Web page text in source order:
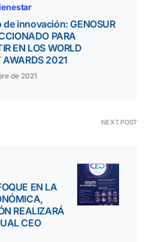
de innovación: GENOSUR
PARA
EN LOS WORLD
2021
de 2021
NEXT POST
EN LA
REALIZARÁ
CEO